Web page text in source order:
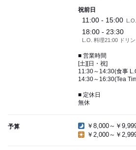
祝前日
11:00 - 15:00
18:00 - 23:30
L.O. 料理21:00 ドリ
■ 営業時間
[土][日・祝]
11:30～14:30(食事
14:30～16:30(Tea
■ 定休日
無休
予算
￥8,000～￥
￥2,000～￥